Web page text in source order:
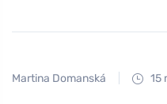
Martina Domanská 15